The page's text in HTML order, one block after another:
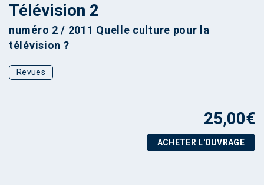
Télévision 2
numéro 2 / 2011 Quelle culture pour la
télévision ?
Revues
25,00€
ACHETER L'OUVRAGE